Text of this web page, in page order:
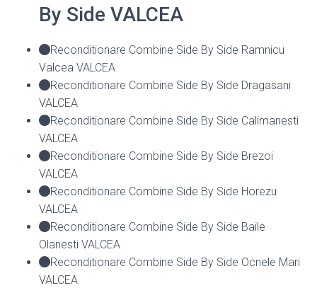
By Side VALCEA
Reconditionare Combine Side By Side Ramnicu
Valcea VALCEA
Reconditionare Combine Side By Side Dragasani
VALCEA
Reconditionare Combine Side By Side Calimanesti
VALCEA
Reconditionare Combine Side By Side Brezoi
VALCEA
Reconditionare Combine Side By Side Horezu
VALCEA
Reconditionare Combine Side By Side Baile
Olanesti VALCEA
Reconditionare Combine Side By Side Ocnele Mari
VALCEA